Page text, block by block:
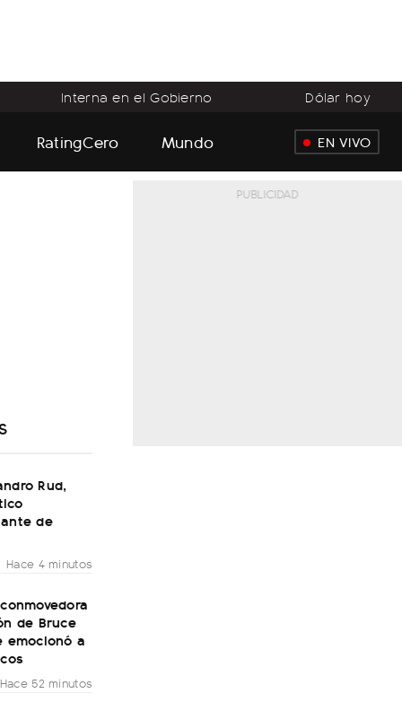
Interna en el Gobierno Dólar hoy
RatingCero Mundo EN VIVO
Rud,
de
Hace 4 minutos
de Bruce
emocionó a
Hace 52 minutos